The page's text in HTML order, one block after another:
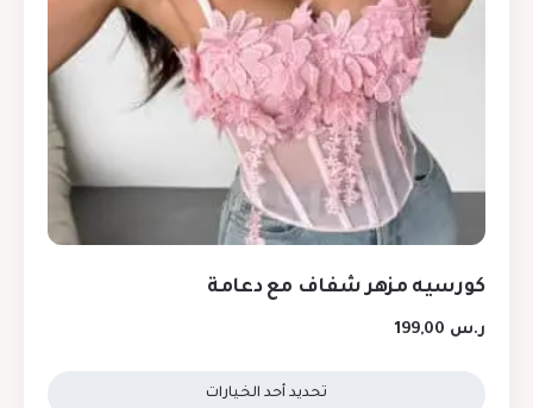
كورسيه مزهر شفاف مع دعامة
ر.س
تحديد أحد الخيارات